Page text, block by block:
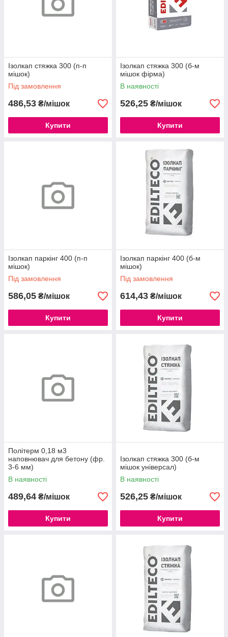
Ізолкап стяжка 300 (п-п
мішок)
Під замовлення
486,53 ₴/мішок
Купити
Ізолкап стяжка 300 (б-м
мішок фірма)
В наявності
526,25 ₴/мішок
Купити
Ізолкап паркінг 400 (п-п
мішок)
Під замовлення
586,05 ₴/мішок
Купити
Ізолкап паркінг 400 (б-м
мішок)
Під замовлення
614,43 ₴/мішок
Купити
Політерм 0,18 м3
наповнювач для бетону (фр.
3-6 мм)
В наявності
489,64 ₴/мішок
Купити
Ізолкап стяжка 300 (б-м
мішок універсал)
В наявності
526,25 ₴/мішок
Купити